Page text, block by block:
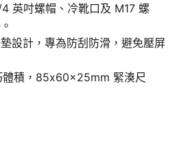
英吋螺帽、冷靴口及 M17 螺
設計，專為防刮防滑，避免壓屏
積，85x60x25mm 緊湊尺